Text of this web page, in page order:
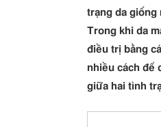
trạng da giống
Trong khi da
điều trị bằng
nhiều cách để
giữa hai tình